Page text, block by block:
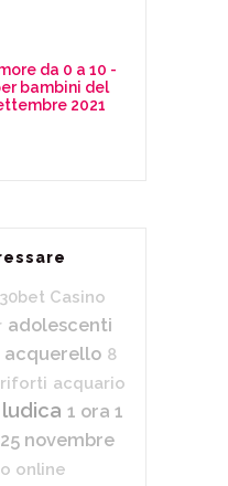
da 0 a 10 -
bambini del
2021
30bet Casino
adolescenti
acquerello 8
acquario
1 ora 1
25 novembre
online